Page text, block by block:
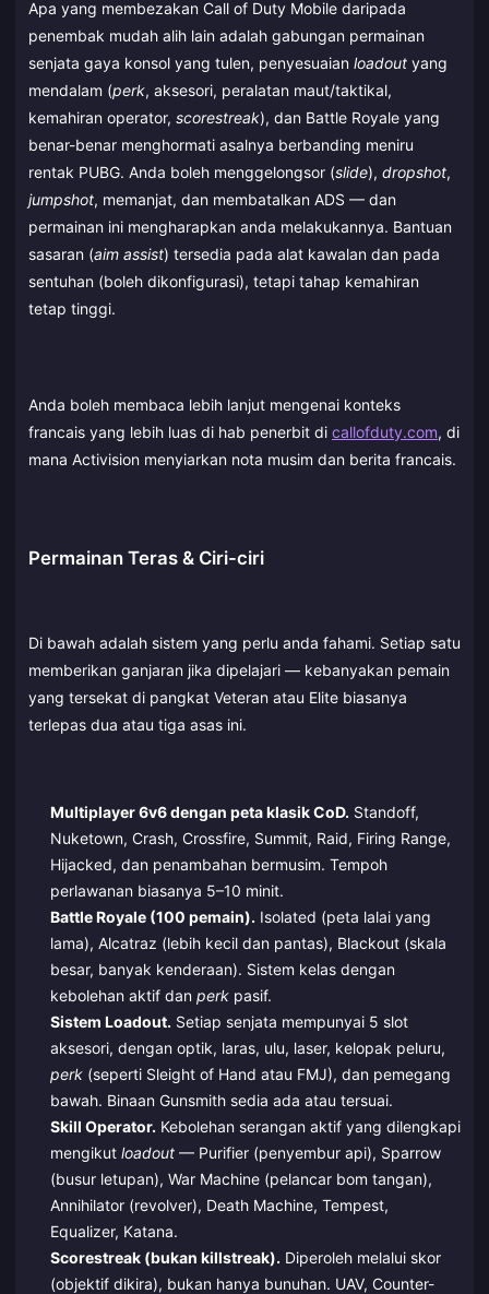
Apa yang membezakan Call of Duty Mobile daripada
penembak mudah alih lain adalah gabungan permainan
senjata gaya konsol yang tulen, penyesuaian loadout yang
mendalam (perk, aksesori, peralatan maut/taktikal,
kemahiran operator, scorestreak), dan Battle Royale yang
benar-benar menghormati asalnya berbanding meniru
rentak PUBG. Anda boleh menggelongsor (slide), dropshot,
jumpshot, memanjat, dan membatalkan ADS — dan
permainan ini mengharapkan anda melakukannya. Bantuan
sasaran (aim assist) tersedia pada alat kawalan dan pada
sentuhan (boleh dikonfigurasi), tetapi tahap kemahiran
tetap tinggi.
Anda boleh membaca lebih lanjut mengenai konteks
francais yang lebih luas di hab penerbit di callofduty.com, di
mana Activision menyiarkan nota musim dan berita francais.
Permainan Teras & Ciri-ciri
Di bawah adalah sistem yang perlu anda fahami. Setiap satu
memberikan ganjaran jika dipelajari — kebanyakan pemain
yang tersekat di pangkat Veteran atau Elite biasanya
terlepas dua atau tiga asas ini.
Multiplayer 6v6 dengan peta klasik CoD. Standoff,
Nuketown, Crash, Crossfire, Summit, Raid, Firing Range,
Hijacked, dan penambahan bermusim. Tempoh
perlawanan biasanya 5–10 minit.
Battle Royale (100 pemain). Isolated (peta lalai yang
lama), Alcatraz (lebih kecil dan pantas), Blackout (skala
besar, banyak kenderaan). Sistem kelas dengan
kebolehan aktif dan perkpasif.
Sistem Loadout. Setiap senjata mempunyai 5 slot
aksesori, dengan optik, laras, ulu, laser, kelopak peluru,
perk(seperti Sleight of Hand atau FMJ), dan pemegang
bawah. Binaan Gunsmith sedia ada atau tersuai.
Skill Operator. Kebolehan serangan aktif yang dilengkapi
mengikut loadout— Purifier (penyembur api), Sparrow
(busur letupan), War Machine (pelancar bom tangan),
Annihilator (revolver), Death Machine, Tempest,
Equalizer, Katana.
Scorestreak (bukan killstreak). Diperoleh melalui skor
(objektif dikira), bukan hanya bunuhan. UAV, Counter-